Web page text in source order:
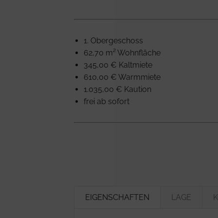
1. Obergeschoss
62,70 m² Wohnfläche
345,00 € Kaltmiete
610,00 € Warmmiete
1.035,00 € Kaution
frei ab sofort
EIGENSCHAFTEN LAGE